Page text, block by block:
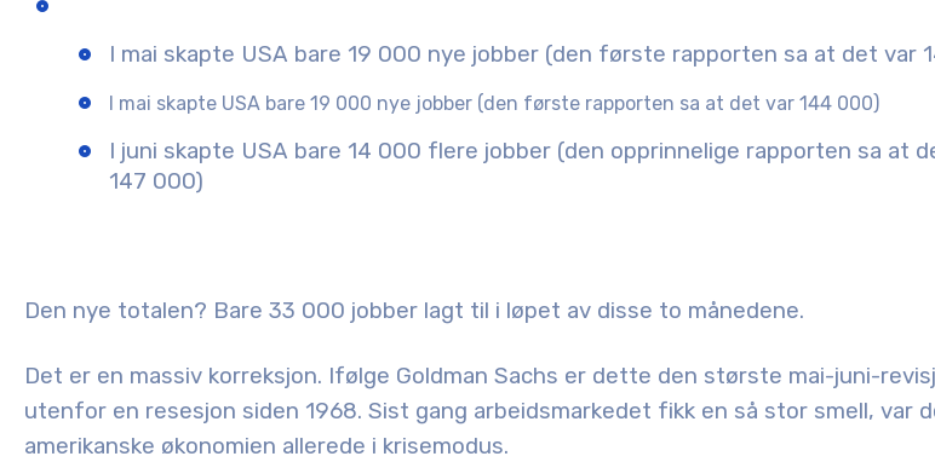
I mai skapte USA bare 19 000 nye jobber (den første rapporten sa at det var
I mai skapte USA bare 19 000 nye jobber (den første rapporten sa at det var 144 000)
I juni skapte USA bare 14 000 flere jobber (den opprinnelige rapporten sa at
147 000)
Den nye totalen? Bare 33 000 jobber lagt til i løpet av disse to månedene.
Det er en massiv korreksjon. Ifølge Goldman Sachs er dette den største mai-juni-
utenfor en resesjon siden 1968. Sist gang arbeidsmarkedet fikk en så stor smell, var
amerikanske økonomien allerede i krisemodus.